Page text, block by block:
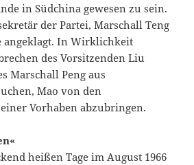
in Südchina gewesen zu sein.
der Partei, Marschall Teng
angeklagt. In Wirklichkeit
des Vorsitzenden Liu
Marschall Peng aus
Mao von den
Vorhaben abzubringen.
heißen Tage im August 1966